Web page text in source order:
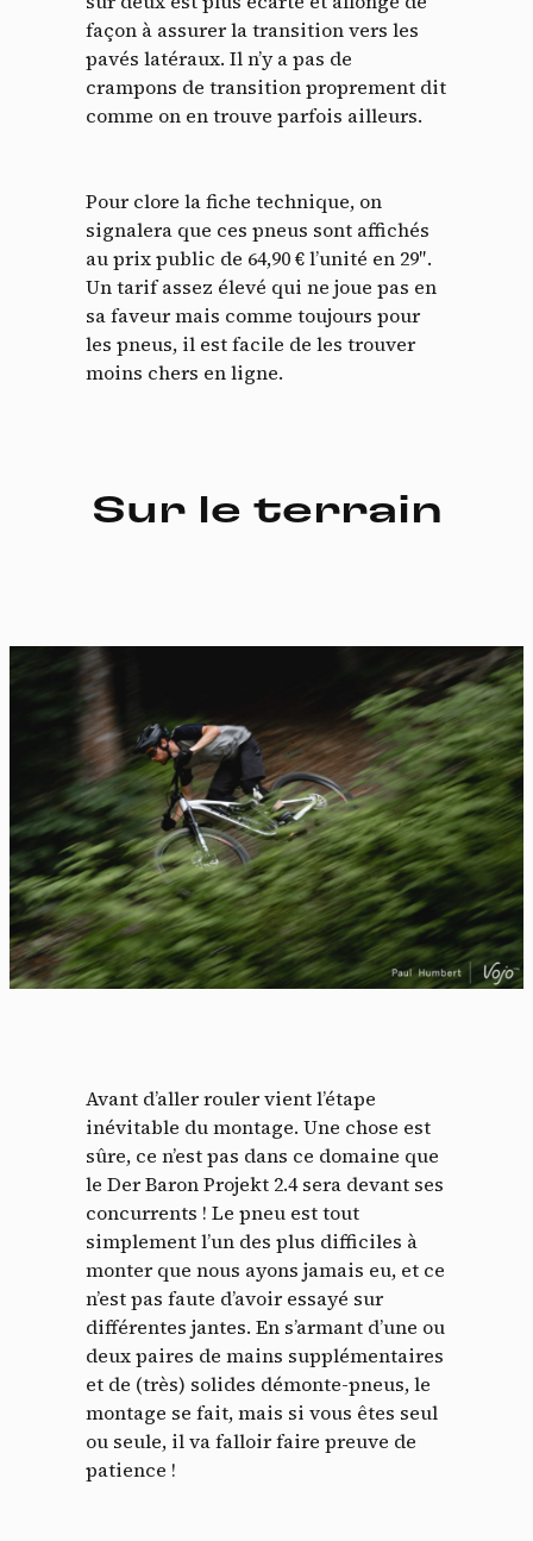
façon à assurer la transition vers les
pavés latéraux. Il n’y a pas de
crampons de transition proprement dit
comme on en trouve parfois ailleurs.
Pour clore la fiche technique, on
signalera que ces pneus sont affichés
au prix public de 64,90 € l’unité en 29″.
Un tarif assez élevé qui ne joue pas en
sa faveur mais comme toujours pour
les pneus, il est facile de les trouver
moins chers en ligne.
Sur le terrain
Avant d’aller rouler vient l’étape
inévitable du montage. Une chose est
sûre, ce n’est pas dans ce domaine que
le Der Baron Projekt 2.4 sera devant ses
concurrents ! Le pneu est tout
simplement l’un des plus difficiles à
monter que nous ayons jamais eu, et ce
n’est pas faute d’avoir essayé sur
différentes jantes. En s’armant d’une ou
deux paires de mains supplémentaires
et de (très) solides démonte-pneus, le
montage se fait, mais si vous êtes seul
ou seule, il va falloir faire preuve de
patience !